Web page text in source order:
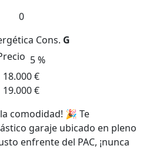
0
Cons. G
5 %
18.000 €
19.000 €
comodidad! 🎉 Te
garaje ubicado en pleno
enfrente del PAC, ¡nunca